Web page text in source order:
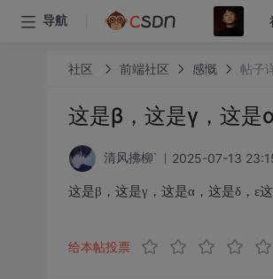
导航
社区 前端社区 感慨 帖子
这是β，这是γ，这是
清风拂柳` 2025-07-13
这是β，这是γ，这是α，这是δ，ε
给本帖投票